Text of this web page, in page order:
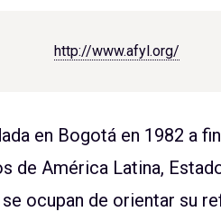
http://www.afyl.org/
en Bogotá en 1982 a
de América Latina,
ocupan de orientar su